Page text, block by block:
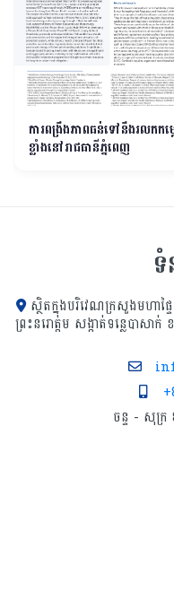
ការពង្រឹងភាពធន់ទៅនឹងរលកកម្
ខ្លាំងនៅរាជធានីភ្នំពេញ
ស្ថិតក្នុងបរិវេណក្រសួងមហាផ្ទ
ព្រះនរោត្តម សង្កាត់ទន្លេបាសា
ចន្ទ - សុក្